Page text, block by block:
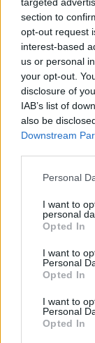
section to
opt-out request
interest-based
us or personal
your opt-out.
disclosure of
IAB’s list of
also be
Downstream
Personal
I want to
personal
Opted In
I want to
Personal
Opted In
I want to
Personal
Opted In